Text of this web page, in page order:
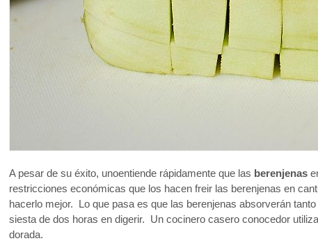
A pesar de su éxito, unoentiende rápidamente que las berenjenas
restricciones económicas que los hacen freir las berenjenas en
hacerlo mejor. Lo que pasa es que las berenjenas absorverán
siesta de dos horas en digerir. Un cocinero casero conocedor
dorada.